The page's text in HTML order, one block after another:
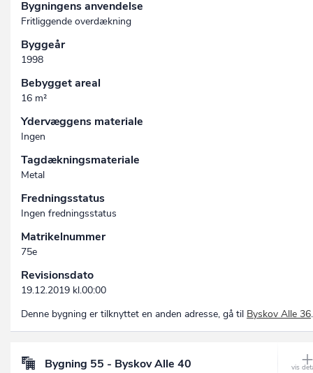
Bygningens anvendelse
Fritliggende overdækning
Byggeår
1998
Bebygget areal
16 m²
Ydervæggens materiale
Ingen
Tagdækningsmateriale
Metal
Fredningsstatus
Ingen fredningsstatus
Matrikelnummer
75e
Revisionsdato
19.12.2019 kl.00:00
Denne bygning er tilknyttet en anden adresse, gå til Byskov Alle 36.
Bygning 55 - Byskov Alle 40